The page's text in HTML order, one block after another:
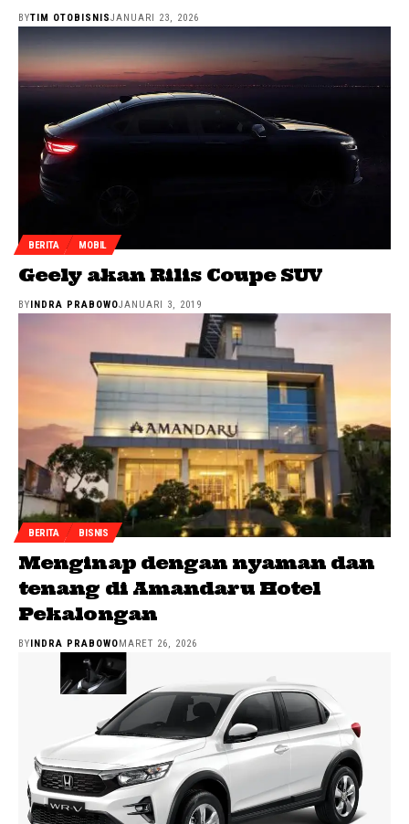
BYTIM OTOBISNISJANUARI 23, 2026
BERITA MOBIL
Geely akan Rilis Coupe SUV
BY INDRA PRABOWOJANUARI 3, 2019
BERITA BISNIS
Menginap dengan nyaman dan
tenang di Amandaru Hotel
Pekalongan
BY INDRA PRABOWO MARET 26, 2026